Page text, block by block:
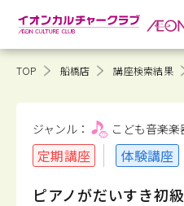
TOP 船橋店 講座検索結果
ジャンル： こども音楽楽
定期講座 体験講座
ピアノがだいすき初